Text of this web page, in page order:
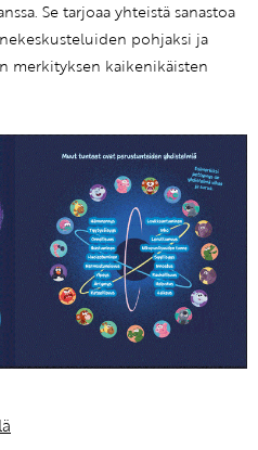
Se tarjoaa yhteistä sanastoa
pohjaksi ja
merkityksen kaikenikäisten